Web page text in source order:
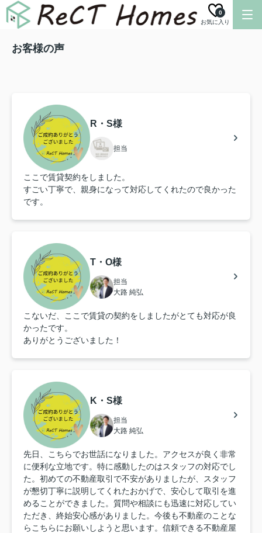
お気に入り
0
お客様の声
R・S様
担当
ここで賃貸契約をしました。
すごい丁寧で、親身になって対応してくれたので良かった
です。
T・O様
担当
大路 純弘
こないだ、ここで賃貸の契約をしましたがとても対応が良
かったです。
ありがとうございました！
K・S様
担当
大路 純弘
先日、こちらでお世話になりました。アクセスが良く非常
に便利な立地です。特に感動したのはスタッフの対応でし
た。初めての不動産取引で不安がありましたが、スタッフ
が懇切丁寧に説明してくれたおかげで、安心して取引を進
めることができました。質問や相談にも迅速に対応してい
ただき、終始安心感がありました。今後も不動産のことな
らこちらにお願いしようと思います。信頼できる不動産屋